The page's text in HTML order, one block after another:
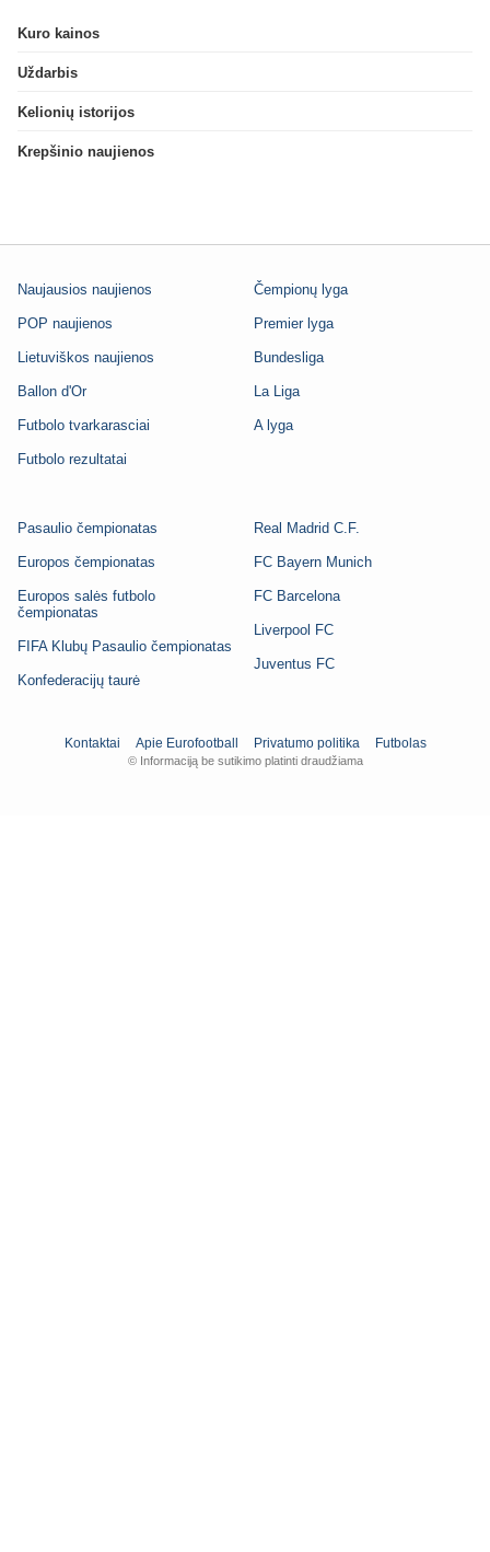
Kuro kainos
Uždarbis
Kelionių istorijos
Krepšinio naujienos
Naujausios naujienos
POP naujienos
Lietuviškos naujienos
Ballon d'Or
Futbolo tvarkarasciai
Futbolo rezultatai
Čempionų lyga
Premier lyga
Bundesliga
La Liga
A lyga
Pasaulio čempionatas
Europos čempionatas
Europos salės futbolo
čempionatas
FIFA Klubų Pasaulio čempionatas
Konfederacijų taurė
Real Madrid C.F.
FC Bayern Munich
FC Barcelona
Liverpool FC
Juventus FC
Kontaktai Apie Eurofootball Privatumo politika Futbolas
© Informaciją be sutikimo platinti draudžiama